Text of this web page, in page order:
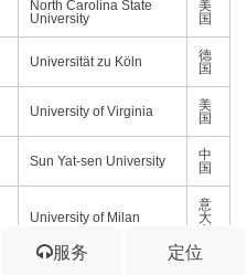
North Carolina State
University
美
国
Universität zu Köln
德
国
University of Virginia
美
国
Sun Yat-sen University
中
国
University of Milan
意
大
服务 定位